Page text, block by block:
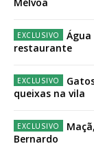
restaurante
queixas na vila
Bernardo